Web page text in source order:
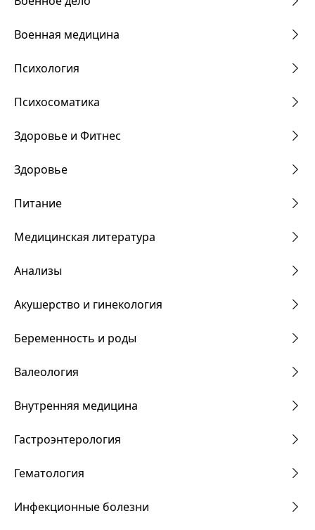
Военная медицина
Психология
Психосоматика
Здоровье и Фитнес
Здоровье
Питание
Медицинская литература
Анализы
Акушерство и гинекология
Беременность и роды
Валеология
Внутренняя медицина
Гастроэнтерология
Гематология
Инфекционные болезни